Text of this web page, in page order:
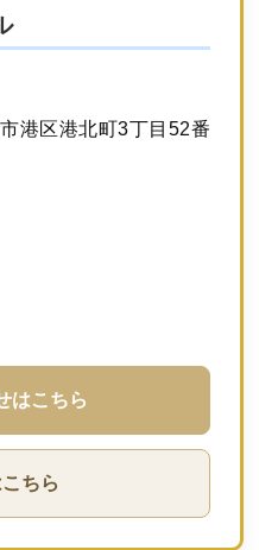
港区港北町3丁目52番
はこちら
ちら